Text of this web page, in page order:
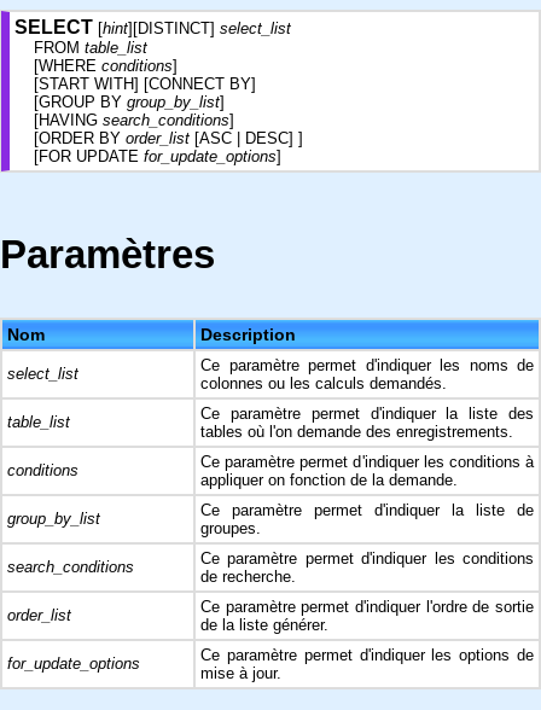
SELECT [hint][DISTINCT] select_list
FROM table_list
[WHERE conditions]
[START WITH] [CONNECT BY]
[GROUP BY group_by_list]
[HAVING search_conditions]
[ORDER BY order_list [ASC | DESC] ]
[FOR UPDATE for_update_options]
Paramètres
Nom Description
select_list
Ce paramètre permet d'indiquer les noms de
colonnes ou les calculs demandés.
table_list
Ce paramètre permet d'indiquer la liste des
tables où l'on demande des enregistrements.
conditions
Ce paramètre permet d'indiquer les conditions à
appliquer on fonction de la demande.
group_by_list
Ce paramètre permet d'indiquer la liste de
groupes.
search_conditions
Ce paramètre permet d'indiquer les conditions
de recherche.
order_list
Ce paramètre permet d'indiquer l'ordre de sortie
de la liste générer.
for_update_options
Ce paramètre permet d'indiquer les options de
mise à jour.